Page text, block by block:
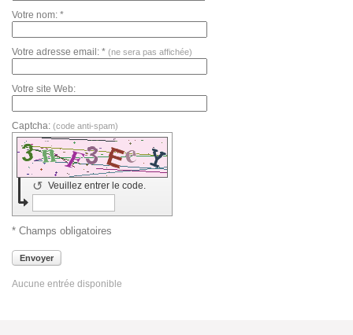
Votre nom: *
Votre adresse email: * (ne sera pas affichée)
Votre site Web:
Captcha: (code anti-spam)
Veuillez entrer le code.
↺
* Champs obligatoires
Envoyer
Aucune entrée disponible